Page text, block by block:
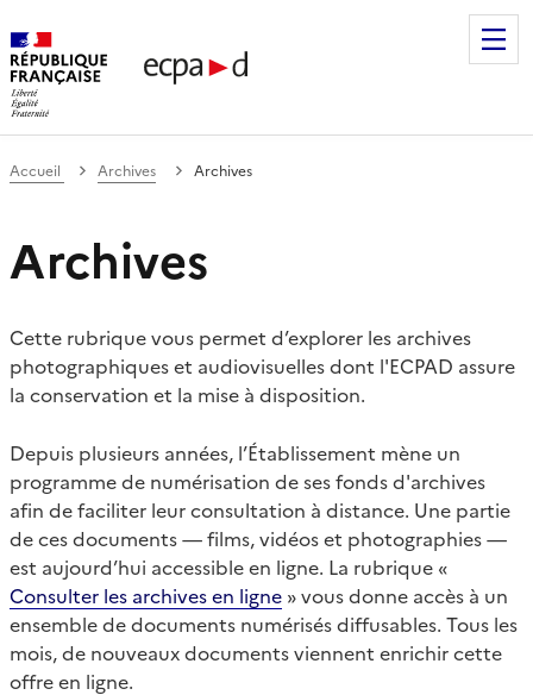
de communication et de production
Accueil Archives Archives
Archives
Cette rubrique vous permet d’explorer les archives
photographiques et audiovisuelles dont l'ECPAD assure
la conservation et la mise à disposition.
Depuis plusieurs années, l’Établissement mène un
programme de numérisation de ses fonds d'archives
afin de faciliter leur consultation à distance. Une partie
de ces documents — films, vidéos et photographies —
est aujourd’hui accessible en ligne. La rubrique «
Consulter les archives en ligne » vous donne accès à un
ensemble de documents numérisés diffusables. Tous les
mois, de nouveaux documents viennent enrichir cette
offre en ligne.